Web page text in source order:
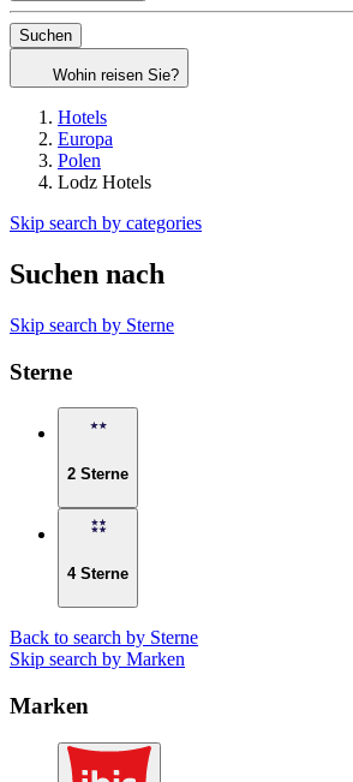
Suchen
Wohin reisen Sie?
Hotels
Europa
Polen
Lodz Hotels
Skip search by categories
Suchen nach
Skip search by Sterne
Sterne
2 Sterne
4 Sterne
Back to search by Sterne
Skip search by Marken
Marken